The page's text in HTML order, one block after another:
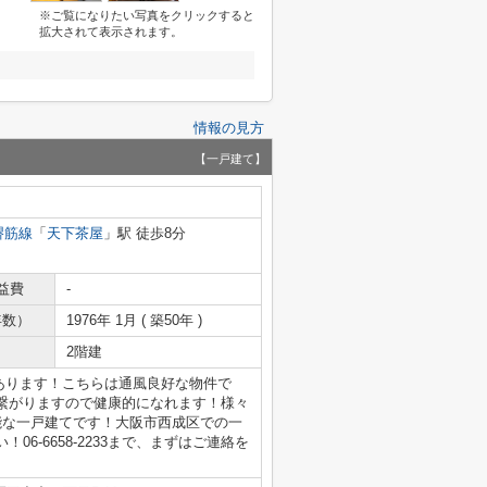
※ご覧になりたい写真をクリックすると
拡大されて表示されます。
情報の見方
【一戸建て】
筋線 「 天下茶屋 」駅 徒歩8分
費
-
）
1976年 1月 ( 築50年 )
2階建
ます！こちらは通風良好な物件で
りますので健康的になれます！様々
一戸建てです！大阪市西成区での一
06-6658-2233まで、まずはご連絡を